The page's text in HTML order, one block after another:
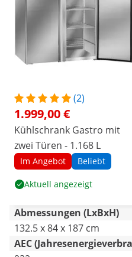
(2)
1.999,00 €
Kühlschrank Gastro mit
zwei Türen - 1.168 L
Im Angebot Beliebt
Aktuell angezeigt
Abmessungen (LxBxH)
132.5 x 84 x 187 cm
AEC